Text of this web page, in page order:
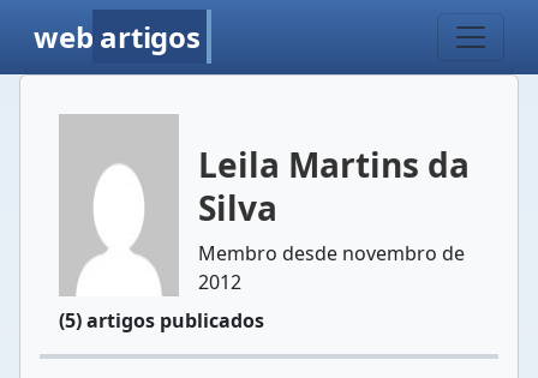
web artigos
Leila Martins da
Silva
Membro desde novembro de
2012
(5) artigos publicados